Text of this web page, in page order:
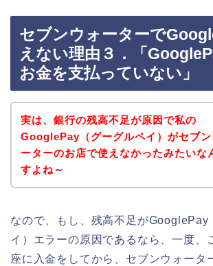
セブンウォーターで
えない理由３．「
お金を支払っていない」
実は、銀行の残高不足が原因で私の
GooglePay（グーグルペイ）がセブン
ーターのお店で使えなかったみたいな
すよね～
なので、もし、残高不足がGooglePay
イ）エラーの原因であるなら、一度、
座に入金をしてから、セブンウォータ